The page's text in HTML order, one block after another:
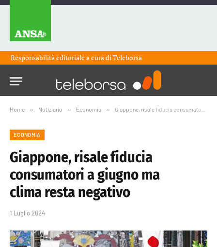
Responsabilità editoriale a cura diTeleborsa
Home » Notiziario » Economia » Giappone, risale fiducia consumatori a giugno ma clima resta negativo
ECONOMIA
Giappone, risale fiducia
consumatori a giugno ma
clima resta negativo
1 Luglio 2024